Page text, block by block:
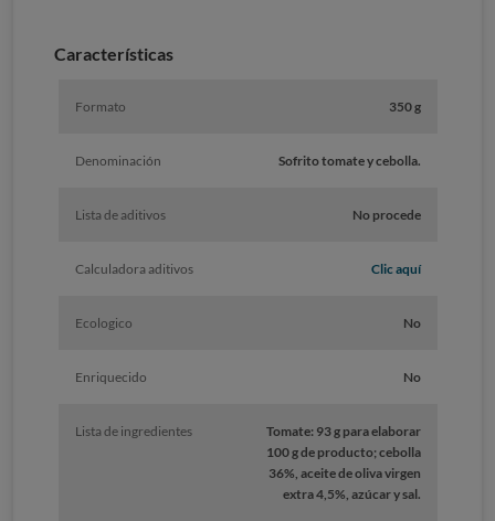
Características
Formato 350 g
Denominación Sofrito tomate y cebolla.
Lista de aditivos No procede
Calculadora aditivos Clic aquí
Ecologico No
Enriquecido No
Lista de ingredientes
Tomate: 93 g para elaborar
100 g de producto; cebolla
36%, aceite de oliva virgen
extra 4,5%, azúcar y sal.